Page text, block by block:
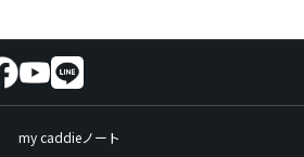
my caddieノート